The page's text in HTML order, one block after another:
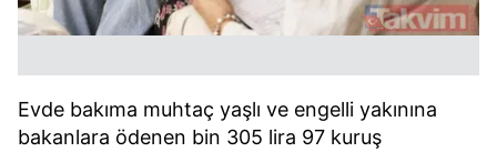
Evde bakıma muhtaç yaşlı ve engelli yakınına
bakanlara ödenen bin 305 lira 97 kuruş